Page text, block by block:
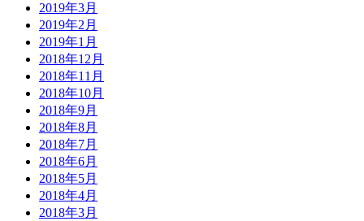
2019年3月
2019年2月
2019年1月
2018年12月
2018年11月
2018年10月
2018年9月
2018年8月
2018年7月
2018年6月
2018年5月
2018年4月
2018年3月